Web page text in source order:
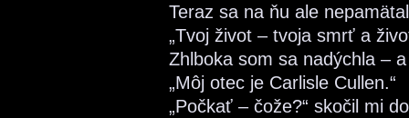
Teraz sa na ňu ale
„Tvoj život – tvoja smrť a
Zhlboka som sa nadýchla –
„Môj otec je Carlisle Cullen.“
„Počkať – čože?“ skočil mi